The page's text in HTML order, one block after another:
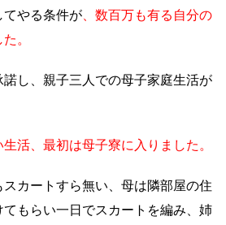
やる条件が、数百万も有る自分の
。
し、親子三人での母子家庭生活が
活、最初は母子寮に入りました。
カートすら無い、母は隣部屋の住
もらい一日でスカートを編み、姉